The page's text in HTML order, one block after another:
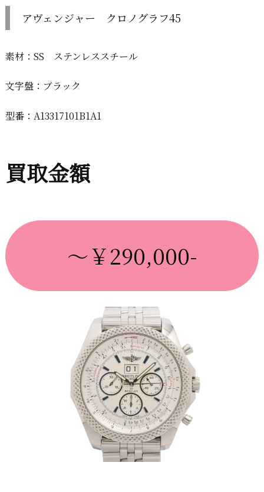
アヴェンジャー クロノグラフ45
素材：SS ステンレススチール
文字盤：ブラック
型番：A13317101B1A1
買取金額
～￥290,000-